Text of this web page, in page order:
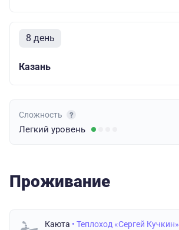
8 день
Казань
Сложность
Легкий уровень
Проживание
Каюта • Теплоход «Сергей Кучкин»